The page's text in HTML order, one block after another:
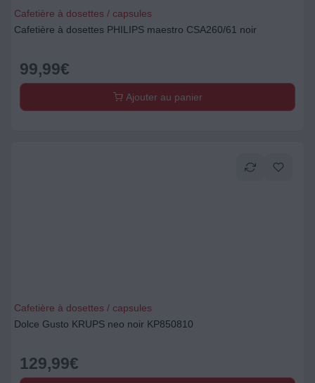
Cafetière à dosettes / capsules
Cafetière à dosettes PHILIPS maestro CSA260/61 noir
99,99€
Ajouter au panier
Cafetière à dosettes / capsules
Dolce Gusto KRUPS neo noir KP850810
129,99€